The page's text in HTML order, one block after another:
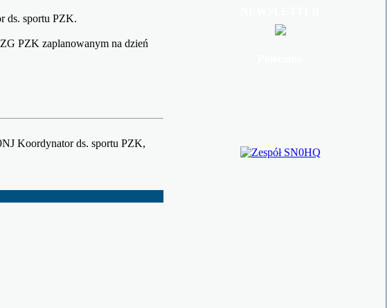
ds. sportu PZK.
PZK zaplanowanym na dzień
Koordynator ds. sportu PZK,